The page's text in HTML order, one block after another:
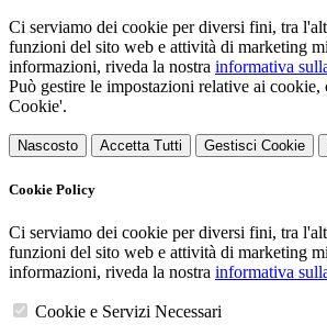
Ci serviamo dei cookie per diversi fini, tra
funzioni del sito web e attività di marketing
informazioni, riveda la nostra informativa
Può gestire le impostazioni relative ai cookie,
Cookie'.
Nascosto Accetta Tutti Gestisci Cookie
Cookie Policy
Ci serviamo dei cookie per diversi fini, tra
funzioni del sito web e attività di marketing
informazioni, riveda la nostra informativa
Cookie e Servizi Necessari